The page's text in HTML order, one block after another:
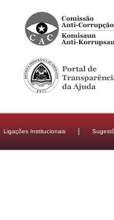
Ligações Institucionais